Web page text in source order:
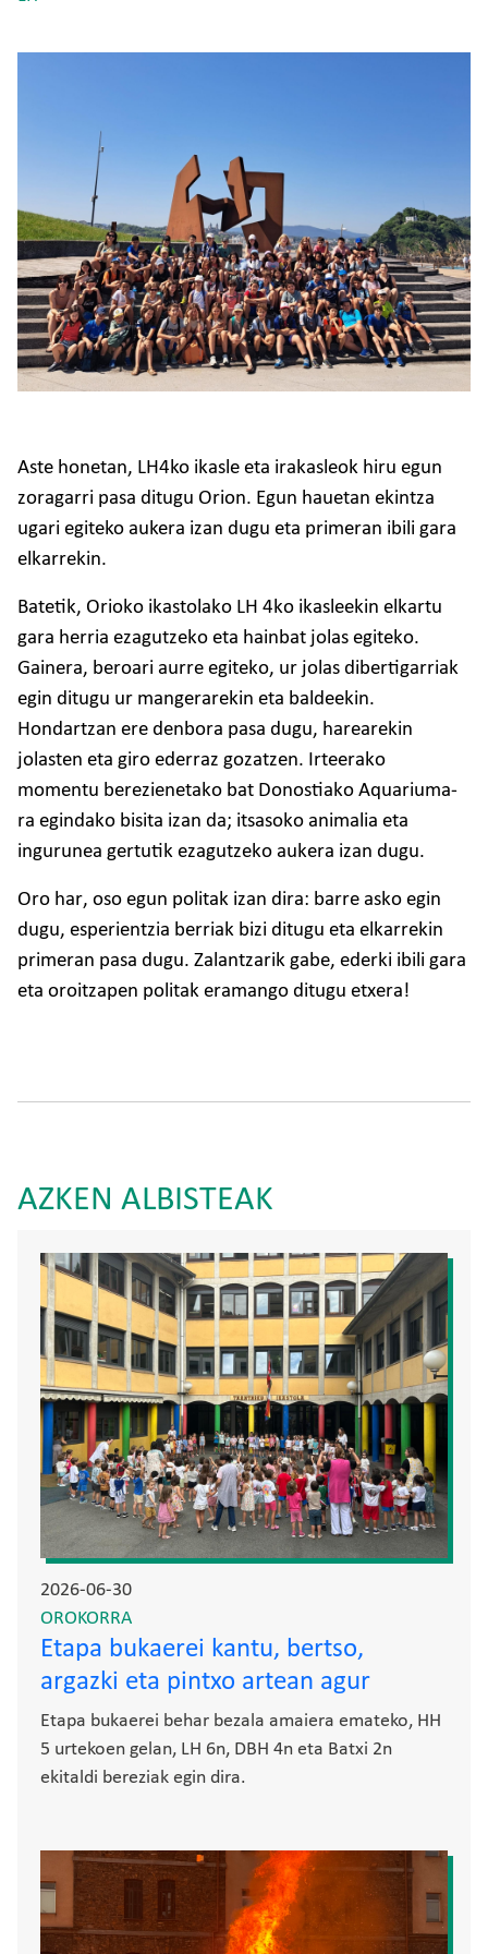
Aste honetan, LH4ko ikasle eta irakasleok hiru egun
zoragarri pasa ditugu Orion. Egun hauetan ekintza
ugari egiteko aukera izan dugu eta primeran ibili gara
elkarrekin.
Batetik, Orioko ikastolako LH 4ko ikasleekin elkartu
gara herria ezagutzeko eta hainbat jolas egiteko.
Gainera, beroari aurre egiteko, ur jolas dibertigarriak
egin ditugu ur mangerarekin eta baldeekin.
Hondartzan ere denbora pasa dugu, harearekin
jolasten eta giro ederraz gozatzen. Irteerako
momentu berezienetako bat Donostiako Aquariuma-
ra egindako bisita izan da; itsasoko animalia eta
ingurunea gertutik ezagutzeko aukera izan dugu.
Oro har, oso egun politak izan dira: barre asko egin
dugu, esperientzia berriak bizi ditugu eta elkarrekin
primeran pasa dugu. Zalantzarik gabe, ederki ibili gara
eta oroitzapen politak eramango ditugu etxera!
AZKEN ALBISTEAK
Irudia
2026-06-30
OROKORRA
Etapa bukaerei kantu, bertso,
argazki eta pintxo artean agur
Etapa bukaerei behar bezala amaiera emateko, HH
5 urtekoen gelan, LH 6n, DBH 4n eta Batxi 2n
ekitaldi bereziak egin dira.
Irudia